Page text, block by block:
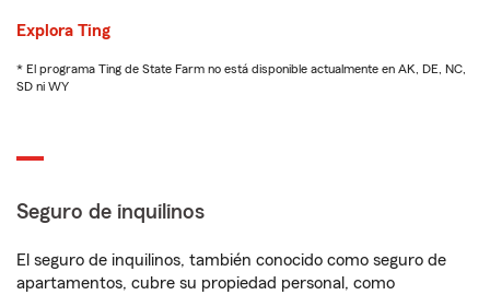
Explora Ting
* El programa Ting de State Farm no está disponible actualmente en AK, DE, NC,
SD ni WY
Seguro de inquilinos
El seguro de inquilinos, también conocido como seguro de
apartamentos, cubre su propiedad personal, como